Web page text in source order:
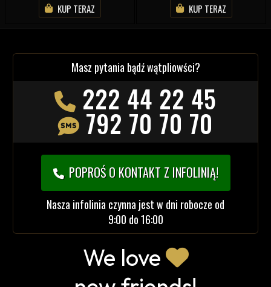
KUP TERAZ KUP TERAZ
Masz pytania bądź wątpliowści?
222 44 22 45
792 70 70 70
POPROŚ O KONTAKT Z INFOLINIĄ!
Nasza infolinia czynna jest w dni robocze od
9:00 do 16:00
We love